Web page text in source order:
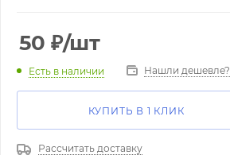
50 ₽/шт
Есть в наличии Нашли дешевле?
КУПИТЬ В 1 КЛИК
Рассчитать доставку